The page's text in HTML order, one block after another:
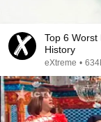
Top 6
History
eXtreme •